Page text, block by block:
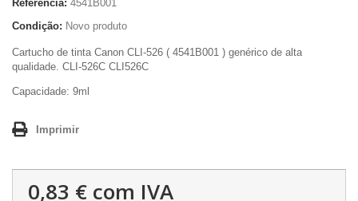
Referência: 4541B001
Condição: Novo produto
Cartucho de tinta Canon CLI-526 ( 4541B001 ) genérico de alta
qualidade. CLI-526C CLI526C
Capacidade: 9ml
Imprimir
0,83 € com IVA